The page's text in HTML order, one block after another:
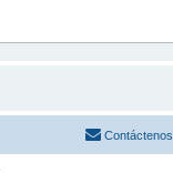
Contáctenos